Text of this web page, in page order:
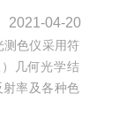
2021-04-20
测色仪采用符
几何光学结
率及各种色